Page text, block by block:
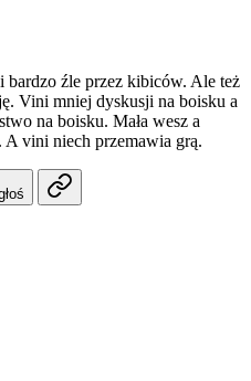
źle przez kibiców. Ale też
Vini mniej dyskusji na boisku a
na boisku. Mała wesz a
A vini niech przemawia grą.